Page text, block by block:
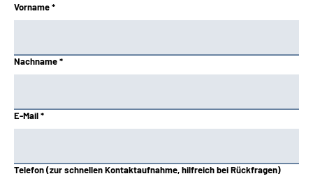
Vorname *
Nachname *
E-Mail *
Telefon (zur schnellen Kontaktaufnahme, hilfreich bei Rückfragen)